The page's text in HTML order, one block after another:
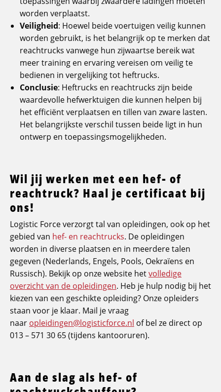
worden verplaatst.
Veiligheid: Hoewel beide voertuigen veilig kunnen
worden gebruikt, is het belangrijk op te merken dat
reachtrucks vanwege hun zijwaartse bereik wat
meer training en ervaring vereisen om veilig te
bedienen in vergelijking tot heftrucks.
Conclusie: Heftrucks en reachtrucks zijn beide
waardevolle hefwerktuigen die kunnen helpen bij
het efficiënt verplaatsen en tillen van zware lasten.
Het belangrijkste verschil tussen beide ligt in hun
ontwerp en toepassingsmogelijkheden.
Wil jij werken met een hef- of
reachtruck? Haal je certificaat bij
ons!
Logistic Force verzorgt tal van opleidingen, ook op het
gebied van hef- en reachtrucks. De opleidingen
worden in diverse plaatsen en in meerdere talen
gegeven (Nederlands, Engels, Pools, Oekraïens en
Russisch). Bekijk op onze website hetvolledige
overzicht van de opleidingen. Heb je hulp nodig bij het
kiezen van een geschikte opleiding? Onze opleiders
staan voor je klaar. Mail je vraag
naar opleidingen@logisticforce.nl of bel ze direct op
013 – 571 30 65 (tijdens kantooruren).
Aan de slag als hef- of